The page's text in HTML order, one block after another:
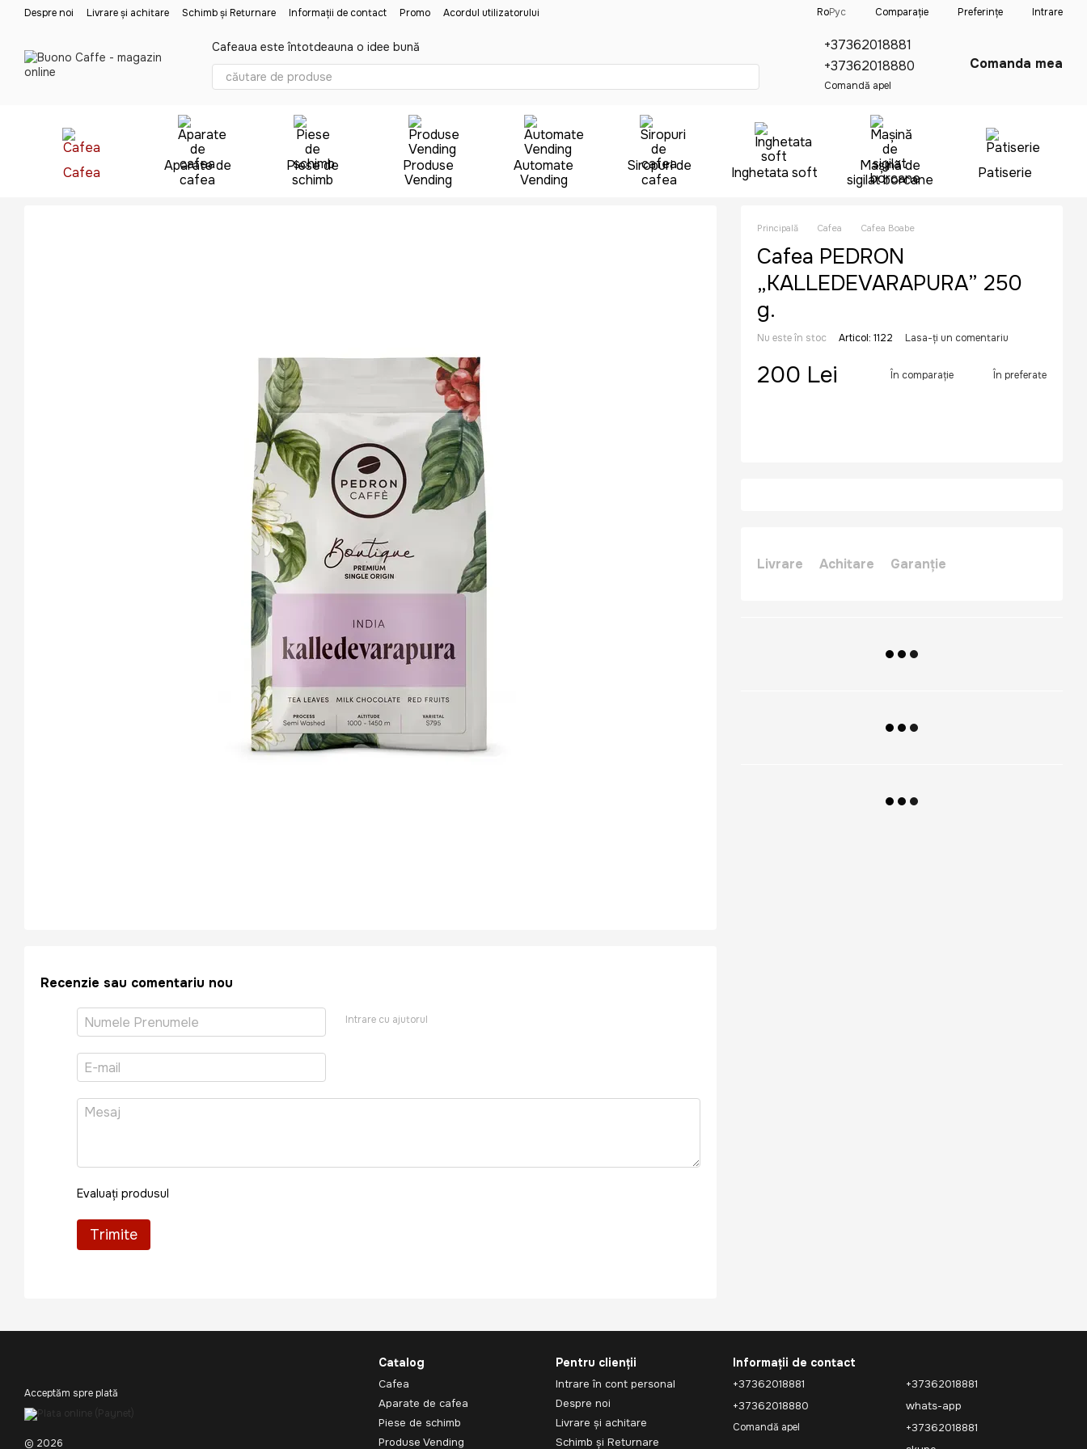
Mergi la conținutul principal
Despre noi Livrare și achitare Schimb și Returnare Informații de contact Promo Acordul utilizatorului RoРус Comparație Preferințe Intrare
Cafeaua este întotdeauna o idee bună
+37362018881
+37362018880
Comandă apel
Comanda mea
Cafea
Aparate de
cafea
Piese de
schimb
Produse
Vending
Automate
Vending
Siropuri de
cafea
Inghetata soft
Mașină de
sigilat borcane
Patiserie
Principală Cafea Cafea Boabe
Cafea PEDRON
„KALLEDEVARAPURA” 250
g.
Nu este în stoc Articol: 1122 Lasa-ți un comentariu
200 Lei În comparație În preferate
Livrare Achitare Garanție
Recenzie sau comentariu nou
Intrare cu ajutorul
Evaluați produsul
Trimite
Acceptăm spre plată
© 2026
Catalog
Cafea
Aparate de cafea
Piese de schimb
Produse Vending
Pentru clienții
Intrare în cont personal
Despre noi
Livrare și achitare
Schimb și Returnare
Informații de contact
+37362018881
+37362018880
Comandă apel
+37362018881
whats-app
+37362018881